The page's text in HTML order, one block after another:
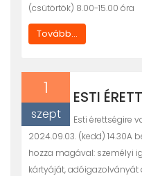
(csütörtök) 8.00-15.00 óra
Tovább...
1
szept
ESTI
Esti érettségire
2024.09.03. (kedd) 14.30A
hozza magával: személyi
kártyáját,